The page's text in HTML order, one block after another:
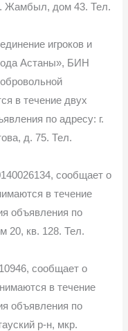
Жамбыл, дом 43. Тел.
игроков и
Астаны», БИН
в течение двух
по адресу: г.
д. 75. Тел.
сообщает о
в течение
объявления по
20, кв. 128. Тел.
сообщает о
в течение
объявления по
р-н, мкр.